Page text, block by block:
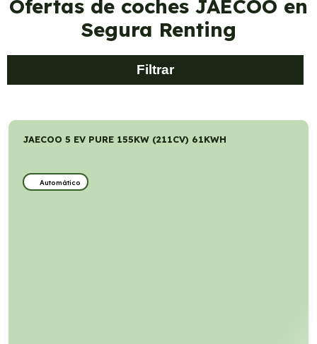
Ofertas de coches JAECOO en
Segura Renting
Filtrar
JAECOO 5 EV PURE 155KW (211CV) 61KWH
Automático